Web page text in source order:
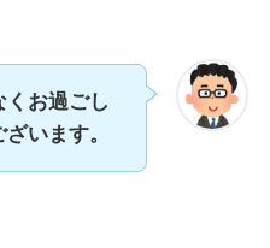
くお過ごし
います。